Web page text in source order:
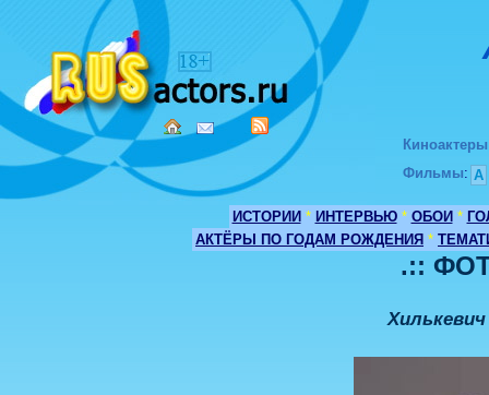
Киноактеры
Фильмы: А
ИСТОРИИ * ИНТЕРВЬЮ * ОБОИ *
АКТЁРЫ ПО ГОДАМ РОЖДЕНИЯ *
.::